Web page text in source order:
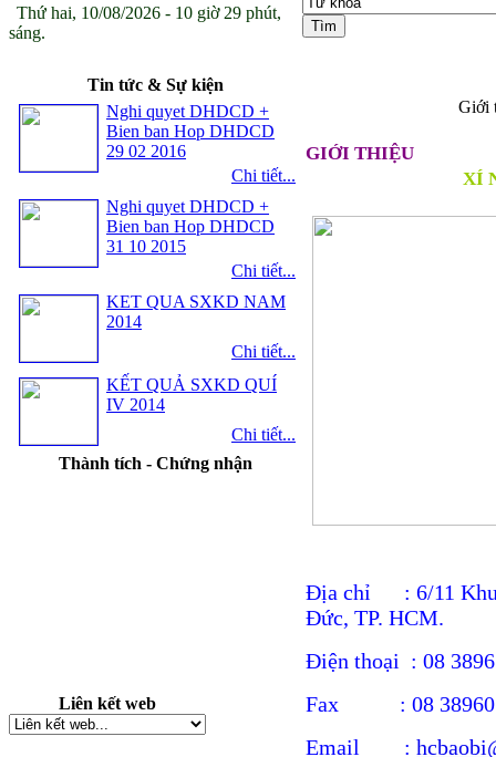
Thứ hai, 10/08/2026 - 10 giờ 29 phút,
sáng.
Tin tức & Sự kiện
Nghi quyet DHDCD +
Bien ban Hop DHDCD
29 02 2016
Chi tiết...
Nghi quyet DHDCD +
Bien ban Hop DHDCD
31 10 2015
Chi tiết...
KET QUA SXKD NAM
2014
Chi tiết...
KẾT QUẢ SXKD QUÍ
IV 2014
Chi tiết...
Thành tích - Chứng nhận
Liên kết web
Giới
GIỚI THIỆU
XÍ
Địa chỉ : 6/11 Khu
Đức, TP. HCM.
Điện thoại : 08
Fax : 08
Email :